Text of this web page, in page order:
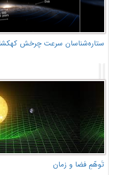
ستاره‌شناسان سرعت چرخش
تَوهّمِ فضا و زمان